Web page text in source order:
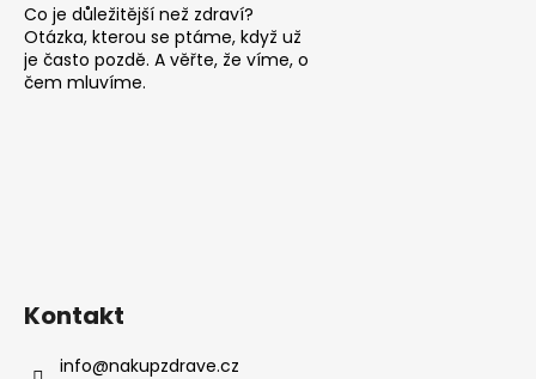
Co je důležitější než zdraví?
Otázka, kterou se ptáme, když už
je často pozdě. A věřte, že víme, o
čem mluvíme.
Kontakt
info@nakupzdrave.cz